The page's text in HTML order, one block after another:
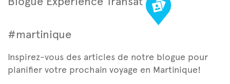
#martinique
Inspirez-vous des articles de notre blogue pour
planifier votre prochain voyage en Martinique!